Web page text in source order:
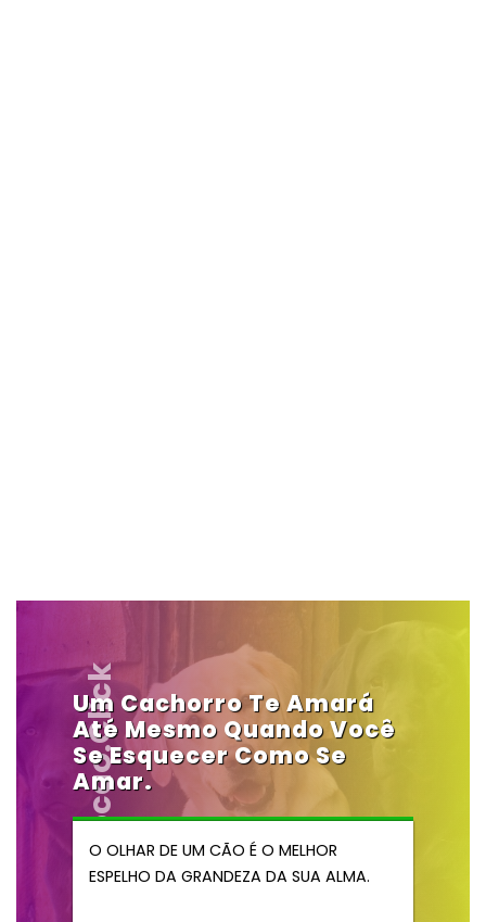
Vendocao.click
Um Cachorro Te Amará
Até Mesmo Quando Você
Se Esquecer Como Se
Amar.
O OLHAR DE UM CÃO É O MELHOR
ESPELHO DA GRANDEZA DA SUA ALMA.